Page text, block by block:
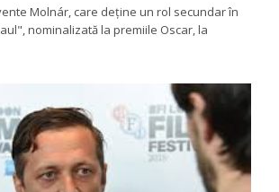
Molnár, care deţine un rol secundar în
nominalizată la premiile Oscar, la